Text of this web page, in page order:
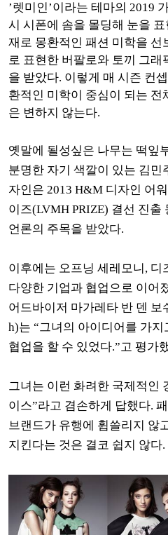
’렛미인’이라는 테마의 2019
시 시폰에 솜을 몰딩해 눈을
재로 몽환적인 패션 미학을 선
로 표현한 버팔로와 토끼 그래
을 받았다. 이렇게 매 시즌 컨
환적인 미학이 중심이 되는 전
은 변하지 않는다.
옛말에 될성싶은 나무는 떡잎
분명한 자기 색깔이 있는 김민
자인은 2013 H&M 디자인 어
이즈(LVMH PRIZE) 결선 진출
언론의 주목을 받았다.
이후에는 오프닝 세레모니, 디
다양한 기업과 협업으로 이어
어드바이저 마가레타 반 덴 보
h)는 “그녀의 아이디어를 가
협업을 할 수 있었다.”고 평가
그녀는 이런 화려한 국제적인
이스”라고 겸손하게 답했다.
브랜드가 유행에 휩쓸리지 않
지킨다는 것은 결코 쉽지 않다.